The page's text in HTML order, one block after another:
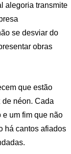
alegoria transmite
se desviar do
obras
que estão
néon. Cada
e um fim que não
há cantos afiados